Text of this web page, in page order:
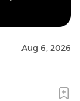
Aug 6, 2026